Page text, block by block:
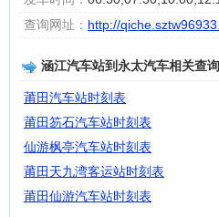
查询网址： http://
涵江汽车站到永太汽车相关查询
莆田汽车站时刻表
莆田笏石汽车站时刻表
仙游枫亭汽车站时刻表
莆田天九湾客运站时刻表
莆田仙游汽车站时刻表